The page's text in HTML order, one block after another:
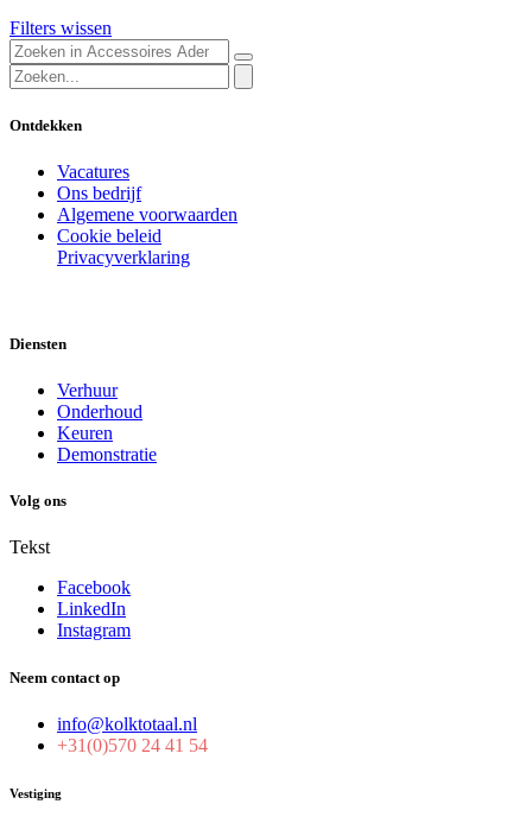
Filters wissen
Ontdekken
Vacatures
Ons bedrijf
Algemene voorwaarden
Cookie beleid
Privacyverklaring
Diensten
Verhuur
Onderhoud
Keuren
Demonstratie
Volg ons
Tekst
Facebook
LinkedIn
Instagram
Neem contact op
info@kolktotaal.nl
+31(0)570 24 41 54
Vestiging